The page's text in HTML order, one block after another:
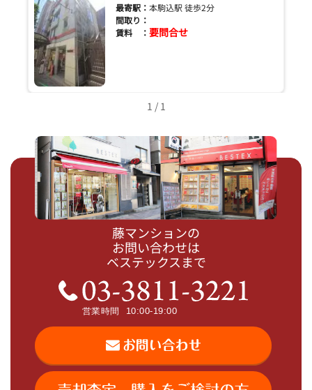
最寄駅： 本駒込駅 徒歩2分
間取り：
賃料 ： 要問合せ
1 / 1
藤マンションの
お問い合わせは
ベステックスまで